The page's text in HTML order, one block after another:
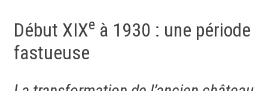
Début XIXe à 1930 : une période
fastueuse